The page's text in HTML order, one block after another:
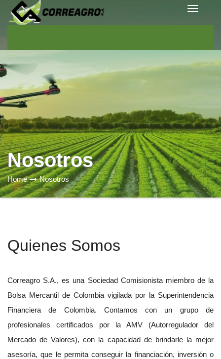
Toggle
Nosotros
Home Nosotros
Quienes Somos
Correagro S.A., es una Sociedad Comisionista miembro de la
Bolsa Mercantil de Colombia vigilada por la Superintendencia
Financiera de Colombia. Contamos con un grupo de
profesionales certificados por la AMV (Autorregulador del
Mercado de Valores), con la capacidad de brindarle la mejor
asesoría, que le permita conseguir la financiación, inversión o